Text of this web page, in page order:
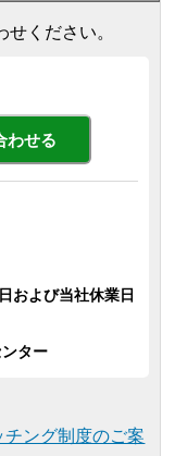
ください。
わせる
および当社休業日
ター
ング制度のご案